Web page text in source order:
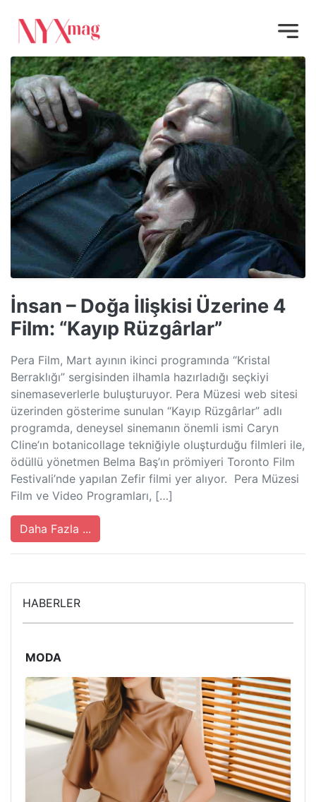
İnsan – Doğa İlişkisi Üzerine 4
Film: “Kayıp Rüzgârlar”
Pera Film, Mart ayının ikinci programında “Kristal
Berraklığı” sergisinden ilhamla hazırladığı seçkiyi
sinemaseverlerle buluşturuyor. Pera Müzesi web sitesi
üzerinden gösterime sunulan “Kayıp Rüzgârlar” adlı
programda, deneysel sinemanın önemli ismi Caryn
Cline’ın botanicollage tekniğiyle oluşturduğu filmleri ile,
ödüllü yönetmen Belma Baş’ın prömiyeri Toronto Film
Festivali’nde yapılan Zefir filmi yer alıyor. Pera Müzesi
Film ve Video Programları, […]
Daha Fazla ...
HABERLER
MODA